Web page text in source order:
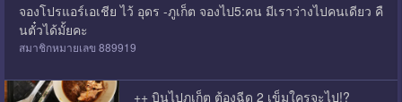
จองโปรแอร์เอเชีย ไว้ อุดร -ภูเก็ต จองไป5:คน มีเราว่างไปคนเดียว คื
นตั๋วได้มั้ยคะ
สมาชิกหมายเลข 889919
++ บินไปภูเก็ต ต้องฉีด 2 เข็มใครจะไป!?